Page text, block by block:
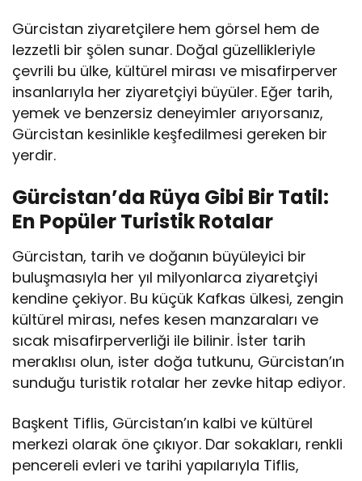
Gürcistan ziyaretçilere hem görsel hem de
lezzetli bir şölen sunar. Doğal güzellikleriyle
çevrili bu ülke, kültürel mirası ve misafirperver
insanlarıyla her ziyaretçiyi büyüler. Eğer tarih,
yemek ve benzersiz deneyimler arıyorsanız,
Gürcistan kesinlikle keşfedilmesi gereken bir
yerdir.
Gürcistan’da Rüya Gibi Bir Tatil:
En Popüler Turistik Rotalar
Gürcistan, tarih ve doğanın büyüleyici bir
buluşmasıyla her yıl milyonlarca ziyaretçiyi
kendine çekiyor. Bu küçük Kafkas ülkesi, zengin
kültürel mirası, nefes kesen manzaraları ve
sıcak misafirperverliği ile bilinir. İster tarih
meraklısı olun, ister doğa tutkunu, Gürcistan’ın
sunduğu turistik rotalar her zevke hitap ediyor.
Başkent Tiflis, Gürcistan’ın kalbi ve kültürel
merkezi olarak öne çıkıyor. Dar sokakları, renkli
pencereli evleri ve tarihi yapılarıyla Tiflis,